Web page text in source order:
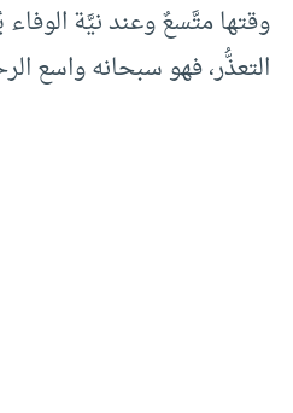
وقتها متَّسعٌ وعند نيَّة
التعذُّر، فهو سبحانه واسع